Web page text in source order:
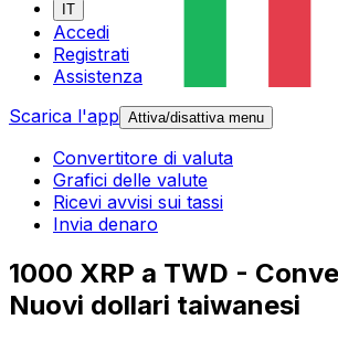
IT
Accedi
Registrati
Assistenza
Scarica l'app Attiva/disattiva menu
Convertitore di valuta
Grafici delle valute
Ricevi avvisi sui tassi
Invia denaro
1000 XRP a TWD -
Nuovi dollari taiwanesi